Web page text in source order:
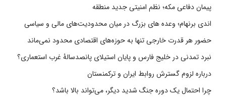
پیمان دفاعی مکه؛ نظم امنیتی جدید منطقه
اندی برنهام؛ وعده های بزرگ در میان محدودیت‌های مالی و سیاسی
حضور هر قدرت خارجی تنها به حوزه‌های اقتصادی محدود نمی‌ماند
نبرد تمدنی در خلیج فارس و پایان استیلای پانصدسالۀ غرب استعماری؟
درباره لزوم گسترش روابط ایران و ترکمنستان
چرا احتمال یک دوره جنگ شدید دیگر، می‌تواند بالا باشد؟